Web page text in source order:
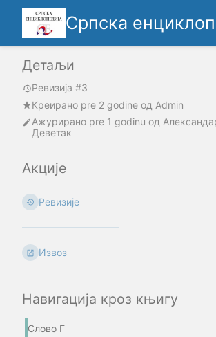
Српска
Детаљи
Ревизија #3
Креирано pre 2 godine oд Admin
Ажурирано pre 1 godinu од
Деветак
Акције
Ревизије
Извоз
Навигација кроз књигу
Слово Г